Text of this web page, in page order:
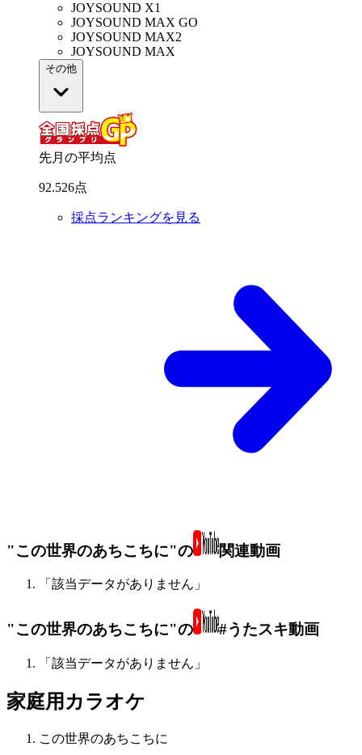
JOYSOUND X1
JOYSOUND MAX GO
JOYSOUND MAX2
JOYSOUND MAX
その他
先月の平均点
92.526点
採点ランキングを見る
"この世界のあちこちに"の 関連動画
「該当データがありません」
"この世界のあちこちに"の #うたスキ動画
「該当データがありません」
家庭用カラオケ
この世界のあちこちに